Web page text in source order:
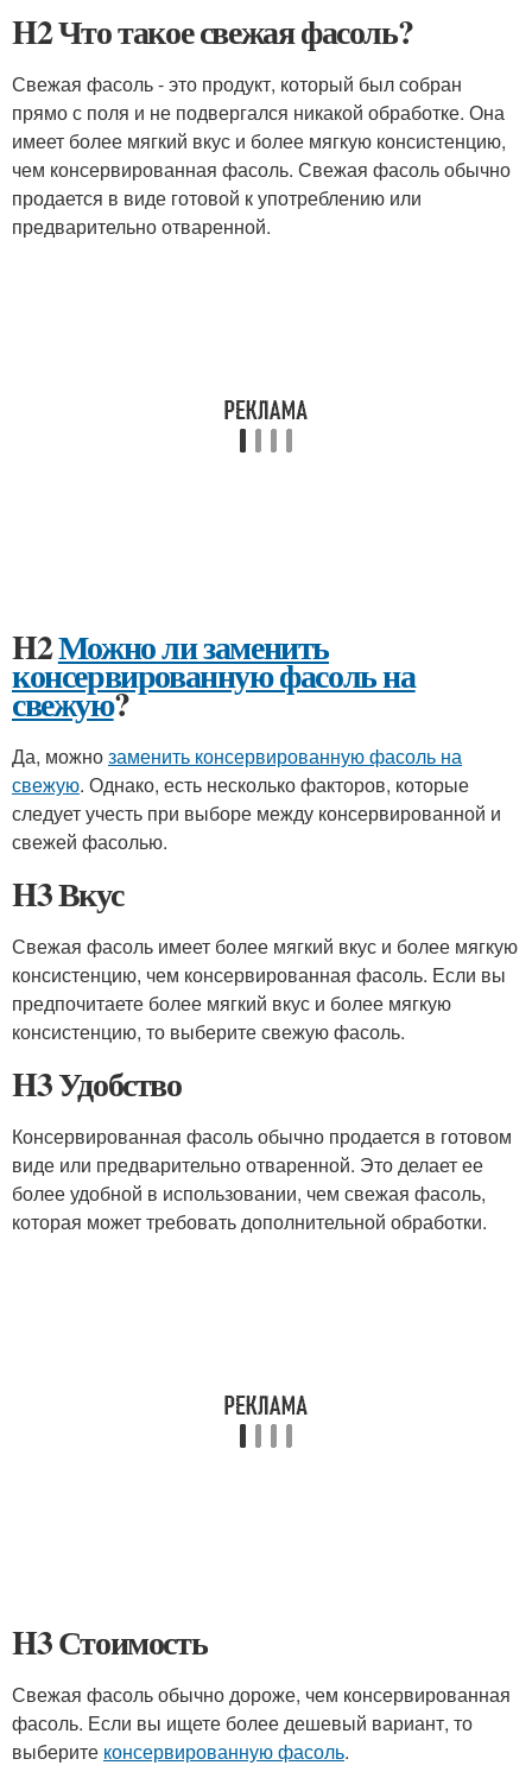
H2 Что такое свежая фасоль?
Свежая фасоль - это продукт, который был собран
прямо с поля и не подвергался никакой обработке. Она
имеет более мягкий вкус и более мягкую консистенцию,
чем консервированная фасоль. Свежая фасоль обычно
продается в виде готовой к употреблению или
предварительно отваренной.
H2Можно ли заменить
консервированную фасоль на
свежую?
Да, можнозаменить консервированную фасоль на
свежую. Однако, есть несколько факторов, которые
следует учесть при выборе между консервированной и
свежей фасолью.
H3 Вкус
Свежая фасоль имеет более мягкий вкус и более мягкую
консистенцию, чем консервированная фасоль. Если вы
предпочитаете более мягкий вкус и более мягкую
консистенцию, то выберите свежую фасоль.
H3 Удобство
Консервированная фасоль обычно продается в готовом
виде или предварительно отваренной. Это делает ее
более удобной в использовании, чем свежая фасоль,
которая может требовать дополнительной обработки.
H3 Стоимость
Свежая фасоль обычно дороже, чем консервированная
фасоль. Если вы ищете более дешевый вариант, то
выберите консервированную фасоль.